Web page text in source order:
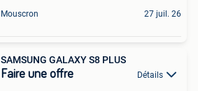
Mouscron 27 juil. 26
SAMSUNG GALAXY S8 PLUS
Faire une offre Détails